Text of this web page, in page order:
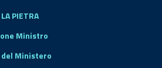
PIETRA
Ministro
Ministero